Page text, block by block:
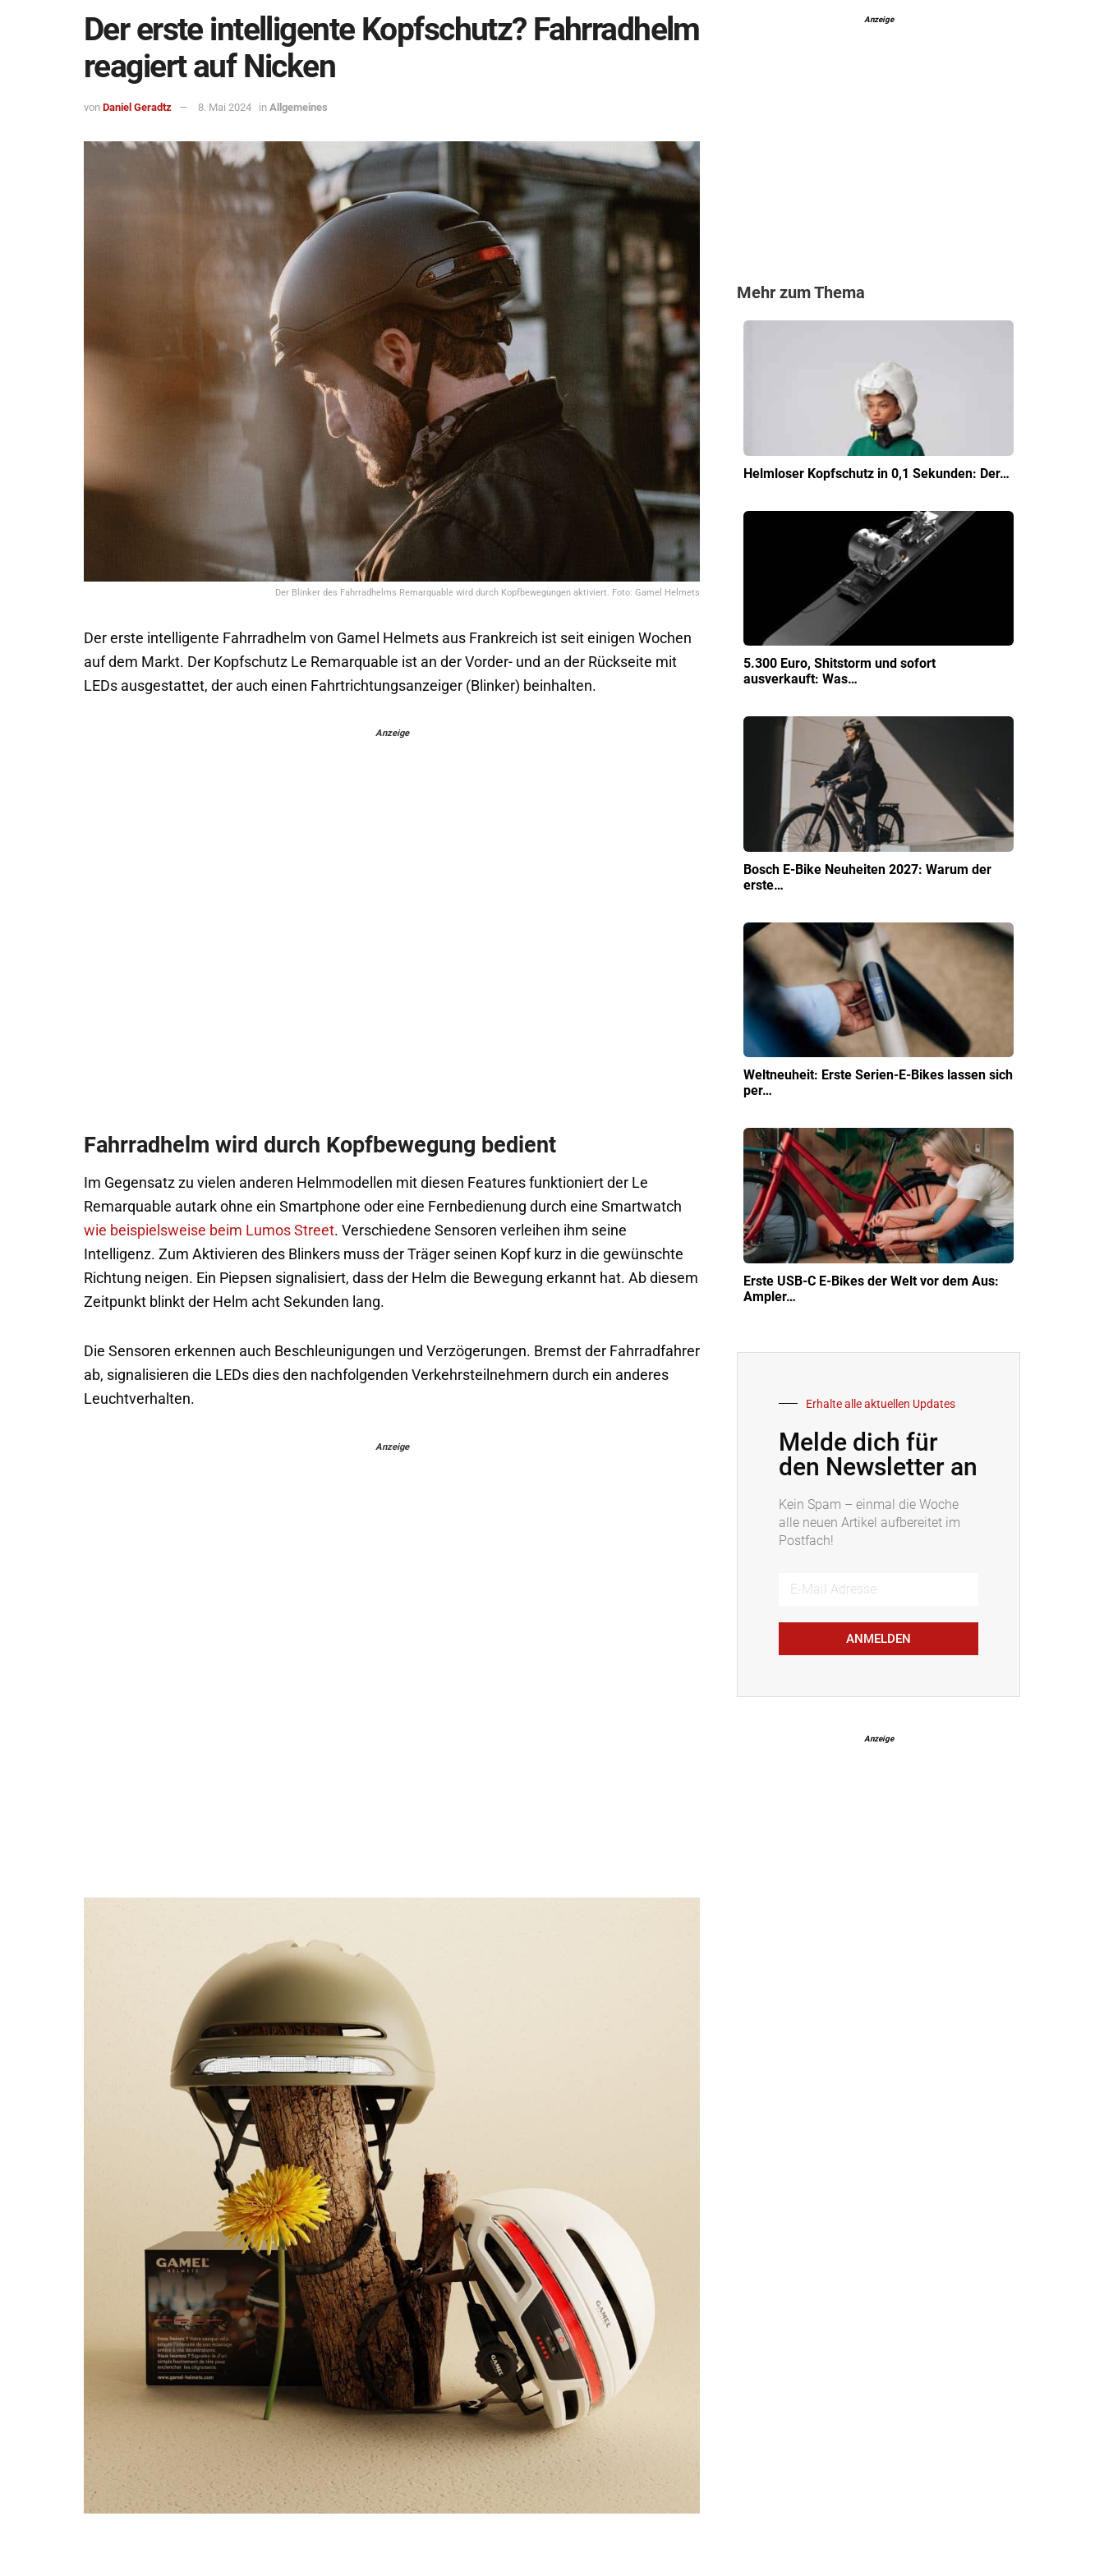
Der erste intelligente Kopfschutz? Fahrradhelm
reagiert auf Nicken
von Daniel Geradtz 8. Mai 2024 in Allgemeines
Der Blinker des Fahrradhelms Remarquable wird durch Kopfbewegungen aktiviert. Foto: Gamel Helmets
Der erste intelligente Fahrradhelm von Gamel Helmets aus Frankreich ist seit einigen Wochen
auf dem Markt. Der Kopfschutz Le Remarquable ist an der Vorder- und an der Rückseite mit
LEDs ausgestattet, der auch einen Fahrtrichtungsanzeiger (Blinker) beinhalten.
Anzeige
Fahrradhelm wird durch Kopfbewegung bedient
Im Gegensatz zu vielen anderen Helmmodellen mit diesen Features funktioniert der Le
Remarquable autark ohne ein Smartphone oder eine Fernbedienung durch eine Smartwatch
wie beispielsweise beim Lumos Street. Verschiedene Sensoren verleihen ihm seine
Intelligenz. Zum Aktivieren des Blinkers muss der Träger seinen Kopf kurz in die gewünschte
Richtung neigen. Ein Piepsen signalisiert, dass der Helm die Bewegung erkannt hat. Ab diesem
Zeitpunkt blinkt der Helm acht Sekunden lang.
Die Sensoren erkennen auch Beschleunigungen und Verzögerungen. Bremst der Fahrradfahrer
ab, signalisieren die LEDs dies den nachfolgenden Verkehrsteilnehmern durch ein anderes
Leuchtverhalten.
Anzeige
Anzeige
Mehr zum Thema
Helmloser Kopfschutz in 0,1 Sekunden: Der…
5.300 Euro, Shitstorm und sofort
ausverkauft: Was…
Bosch E-Bike Neuheiten 2027: Warum der
erste…
Weltneuheit: Erste Serien-E-Bikes lassen sich
per…
Erste USB-C E-Bikes der Welt vor dem Aus:
Ampler…
Erhalte alle aktuellen Updates
Melde dich für
den Newsletter an
Kein Spam – einmal die Woche
alle neuen Artikel aufbereitet im
Postfach!
ANMELDEN
Anzeige